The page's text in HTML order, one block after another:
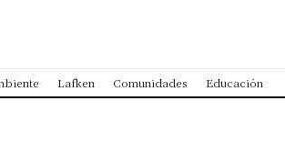
Lafken Comunidades Educación